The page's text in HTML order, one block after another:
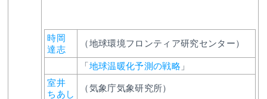
時岡
達志
（地球環境フロンティア研究センター）
「地球温暖化予測の戦略 」
室井
ちあし
（気象庁気象研究所）